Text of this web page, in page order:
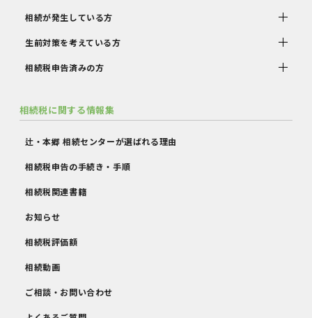
相続が発生している方
生前対策を考えている方
相続税申告済みの方
相続税に関する情報集
辻・本郷 相続センターが選ばれる理由
相続税申告の手続き・手順
相続税関連書籍
お知らせ
相続税評価額
相続動画
ご相談・お問い合わせ